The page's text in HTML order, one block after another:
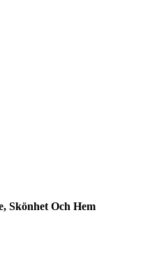
Skönhet Och Hem